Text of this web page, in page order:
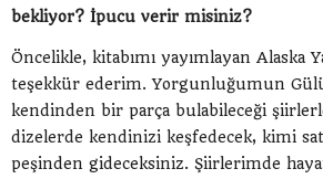
bekliyor? İpucu verir misiniz?
Öncelikle, kitabımı yayımlayan Alaska
teşekkür ederim. Yorgunluğumun
kendinden bir parça bulabileceği
dizelerde kendinizi keşfedecek, kimi
peşinden gideceksiniz. Şiirlerimde